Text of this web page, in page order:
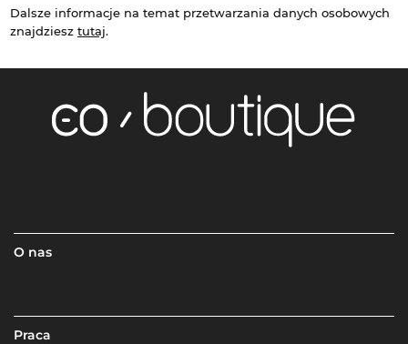
Dalsze informacje na temat przetwarzania danych osobowych
znajdziesz tutaj.
O nas
Praca